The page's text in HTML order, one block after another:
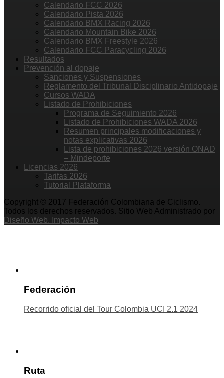
Calendario FCC 2026
Calendario Pista 2026
Calendario BMX Racing 2026
Calendario Mountain Bike 2026
Calendario BMX Freestyle 2026
Calendario FCC Paracycling 2026
Resultados
Prevención al dopaje
Sanciones y Suspensiones
Reglamento del Tribunal Disciplinario Antidopaje
Cursos WADA
Listado de Prohibiciones
Programa de Seguimiento 2026
Listado de Prohibiciones WADA 2026
Resumen principales modificaciones y
notas explicativas 2026
Lista de prohibiciones 2026 versión ONAD
– Mindeporte
Licencias 2026
Tarifas 2026
Tutorial Plataforma
Copyright © 2017 Federación Colombiana de Ciclismo.
Todos los derechos reservados. Sitio Web Administrado por
Diseño Web. Impacto Web
Federación
Recorrido oficial del Tour Colombia UCI 2.1 2024
Ruta